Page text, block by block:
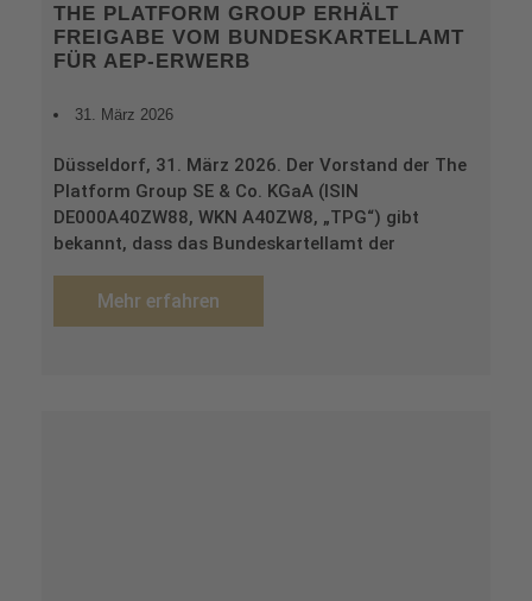
THE PLATFORM GROUP ERHÄLT
FREIGABE VOM BUNDESKARTELLAMT
FÜR AEP-ERWERB
31. März 2026
Düsseldorf, 31. März 2026. Der Vorstand der The
Platform Group SE & Co. KGaA (ISIN
DE000A40ZW88, WKN A40ZW8, „TPG“) gibt
bekannt, dass das Bundeskartellamt der
Mehr erfahren